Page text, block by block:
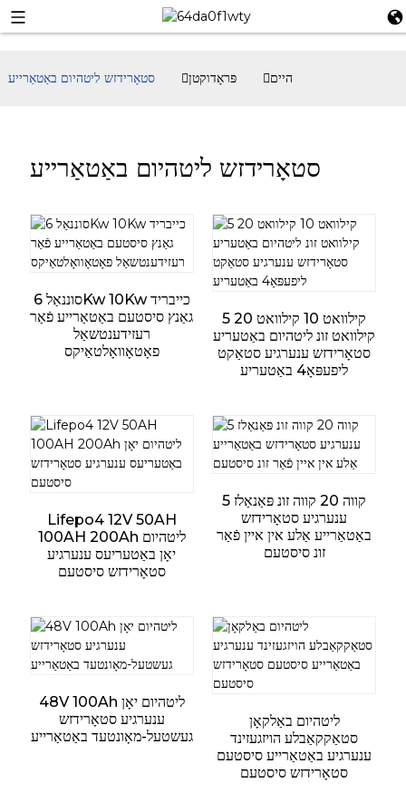
היים פּראָדוקטן סטאָרידזש ליטהיום באַטאַרייע
סטאָרידזש ליטהיום באַטאַרייע
סוננאַל 6Kw 10Kw כייבריד
גאַנץ סיסטעם באַטאַרייע פֿאַר
רעזידענטשאַל
פאָטאָוואָלטאַיקס
5 קילוואט 10 קילוואט 20
קילוואט זונ ליטהיום באַטעריע
סטאָרידזש ענערגיע סטאַקט
ליפעפּאָ4 באַטעריע
Lifepo4 12V 50AH
100AH ​​200Ah ליטהיום
יאָן באַטעריעס ענערגיע
סטאָרידזש סיסטעם
5 קווה 20 קווה זונ פּאַנאַלז
ענערגיע סטאָרידזש
באַטאַרייע אַלע אין איין פֿאַר
זונ סיסטעם
48V 100Ah ליטהיום יאָן
ענערגיע סטאָרידזש
געשטעל-מאָונטעד באַטאַרייע
ליטהיום באַלקאָן
סטאַקקאַבלע הויזגעזינד
ענערגיע באַטאַרייע סיסטעם
סטאָרידזש סיסטעם